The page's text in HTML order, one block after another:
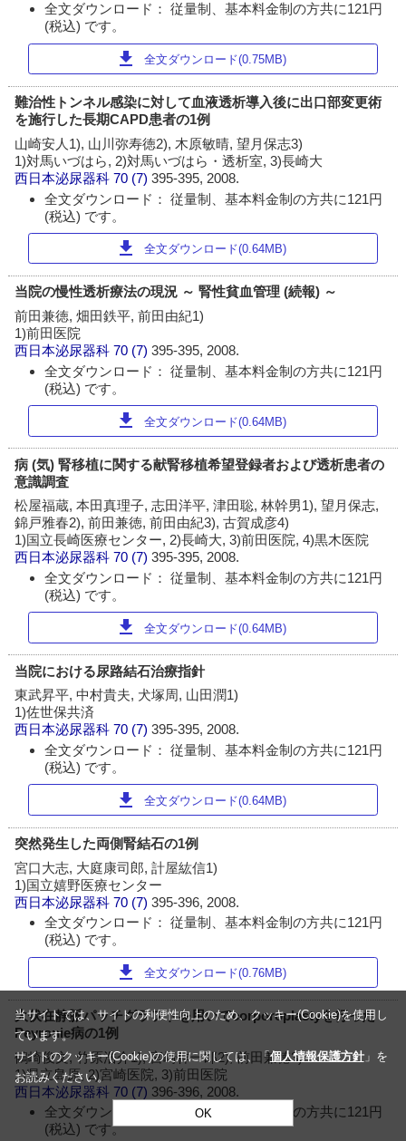
全文ダウンロード： 従量制、基本料金制の方共に121円
(税込) です。
download 全文ダウンロード(0.75MB)
難治性トンネル感染に対して血液透析導入後に出口部変更術
を施行した長期CAPD患者の1例
山崎安人1), 山川弥寿徳2), 木原敏晴, 望月保志3)
1)対馬いづはら, 2)対馬いづはら・透析室, 3)長崎大
西日本泌尿器科 70 (7)395-395, 2008.
全文ダウンロード： 従量制、基本料金制の方共に121円
(税込) です。
download 全文ダウンロード(0.64MB)
当院の慢性透析療法の現況 ～ 腎性貧血管理 (続報) ～
前田兼徳, 畑田鉄平, 前田由紀1)
1)前田医院
西日本泌尿器科 70 (7)395-395, 2008.
全文ダウンロード： 従量制、基本料金制の方共に121円
(税込) です。
download 全文ダウンロード(0.64MB)
病 (気) 腎移植に関する献腎移植希望登録者および透析患者の
意識調査
松屋福蔵, 本田真理子, 志田洋平, 津田聡, 林幹男1), 望月保志,
錦戸雅春2), 前田兼徳, 前田由紀3), 古賀成彦4)
1)国立長崎医療センター, 2)長崎大, 3)前田医院, 4)黒木医院
西日本泌尿器科 70 (7)395-395, 2008.
全文ダウンロード： 従量制、基本料金制の方共に121円
(税込) です。
download 全文ダウンロード(0.64MB)
当院における尿路結石治療指針
東武昇平, 中村貴夫, 犬塚周, 山田潤1)
1)佐世保共済
西日本泌尿器科 70 (7)395-395, 2008.
全文ダウンロード： 従量制、基本料金制の方共に121円
(税込) です。
download 全文ダウンロード(0.64MB)
突然発生した両側腎結石の1例
宮口大志, 大庭康司郎, 計屋紘信1)
1)国立嬉野医療センター
西日本泌尿器科 70 (7)395-396, 2008.
全文ダウンロード： 従量制、基本料金制の方共に121円
(税込) です。
download 全文ダウンロード(0.76MB)
大伏在静脈パッチグラフトを用いてcorporoplastyを行った
Peyronie病の1例
鶴崎俊文, 竹原浩介1), 宮崎伸一郎2), 前田兼徳3)
1)県立島原, 2)宮崎医院, 3)前田医院
西日本泌尿器科 70 (7) 396-396, 2008.
全文ダウンロード： 従量制、基本料金制の方共に121円
(税込) です。
当サイトでは、サイトの利便性向上のため、クッキー(Cookie)を使用し
ています。
サイトのクッキー(Cookie)の使用に関しては、「個人情報保護方針」を
お読みください。
OK